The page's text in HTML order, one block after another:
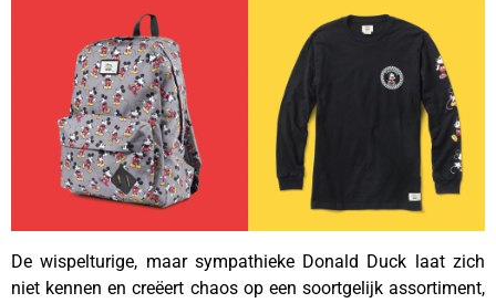
De wispelturige, maar sympathieke Donald Duck laat zich
niet kennen en creëert chaos op een soortgelijk assortiment,